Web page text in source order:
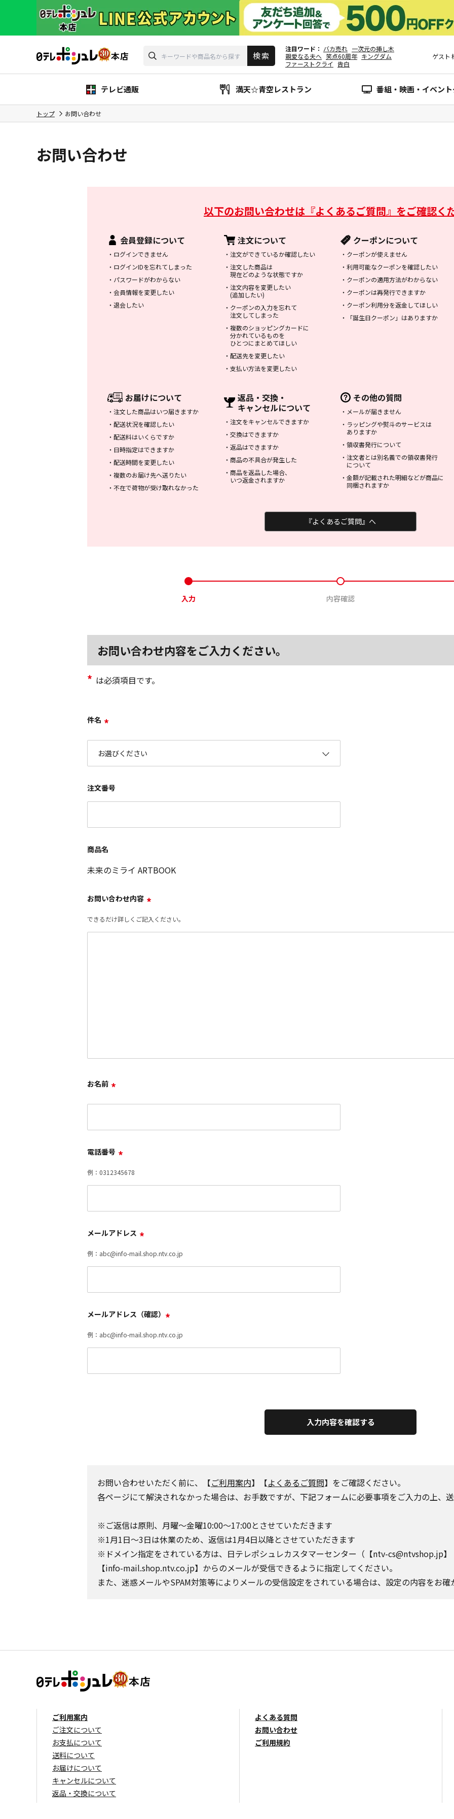
注目ワード バカ売れ 一次元の挿し木
親愛なる夫へ 笑点60周年 キングダム
ファーストクライ
告白
ゲスト
テレビ通販 満天☆青空レストラン 番組・映画・イベン
トップ お問い合わせ
お問い合わせ
以下のお問い合わせは 『よくあるご質問』をご確認く
会員登録について
・ ログインできません
・ ログインIDを忘れてしまった
・ パスワードがわからない
・ 会員情報を変更したい
・ 退会したい
注文について
・ 注文ができているか確認したい
・ 注文した商品は
現在どのような状態ですか
・ 注文内容を変更したい
(追加したい)
・ クーポンの入力を忘れて
注文してしまった
・ 複数のショッピングカードに
分かれているものを
ひとつにまとめてほしい
・ 配送先を変更したい
・ 支払い方法を変更したい
クーポンについて
・ クーポンが使えません
・ 利用可能なクーポンを確認したい
・ クーポンの適用方法がわからない
・ クーポンは再発行できますか
・ クーポン利用分を返金してほしい
・
「誕生日クーポン」はありますか
お届けについて
・ 注文した商品はいつ届きますか
・ 配送状況を確認したい
・ 配送料はいくらですか
・ 日時指定はできますか
・ 配送時間を変更したい
・ 複数のお届け先へ送りたい
・ 不在で荷物が受け取れなかった
返品・交換・
キャンセルについて
・ 注文をキャンセルできますか
・ 交換はできますか
・ 返品はできますか
・ 商品の不具合が発生した
・ 商品を返品した場合、
いつ返金されますか
その他の質問
・ メールが届きません
・ ラッピングや熨斗のサービスは
ありますか
・ 領収書発行について
・ 注文者とは別名義での領収書発行
について
・ 金額が記載された明細などが商品に
同梱されますか
『よくあるご質問』へ
入力 内容確認
お問い合わせ内容をご入力ください。
* は必須項目です。
件名 *
注文番号
商品名
未来のミライ ARTBOOK
お問い合わせ内容 *
できるだけ詳しくご記入ください。
お名前 *
電話番号 *
例：0312345678
メールアドレス *
例：abc@info-mail.shop.ntv.co.jp
メールアドレス（確認） *
例：abc@info-mail.shop.ntv.co.jp
入力内容を確認する
お問い合わせいただく前に、【ご利用案内】【よくあるご質問】をご確認ください。
各ページにて解決されなかった場合は、お手数ですが、下記フォームに必要事項をご入力の上、
※ご返信は原則、月曜～金曜10:00～17:00とさせていただきます
※1月1日～3日は休業のため、返信は1月4日以降とさせていただきます
※ドメイン指定をされている方は、日テレポシュレカスタマーセンター（【ntv-cs@ntvshop.jp
【info-mail.shop.ntv.co.jp】からのメールが受信できるように指定してください。
また、迷惑メールやSPAM対策等によりメールの受信設定をされている場合は、設定の内容をお
ご利用案内
ご注文について
お支払について
送料について
お届けについて
キャンセルについて
返品・交換について
よくある質問
お問い合わせ
ご利用規約